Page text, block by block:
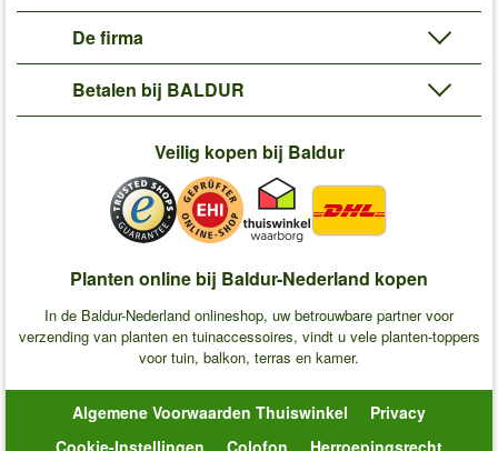
De firma
Betalen bij BALDUR
Veilig kopen bij Baldur
Planten online bij Baldur-Nederland kopen
In de Baldur-Nederland onlineshop, uw betrouwbare partner voor
verzending van planten en tuinaccessoires, vindt u vele planten-toppers
voor tuin, balkon, terras en kamer.
Algemene Voorwaarden Thuiswinkel
Privacy
Cookie-Instellingen
Colofon Herroepingsrecht